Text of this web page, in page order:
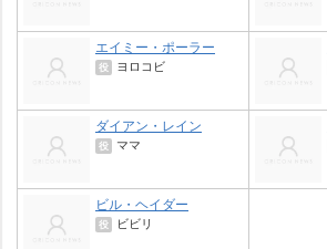
エイミー・ポーラー
役 ヨロコビ
ダイアン・レイン
役 ママ
ビル・ヘイダー
役 ビビリ